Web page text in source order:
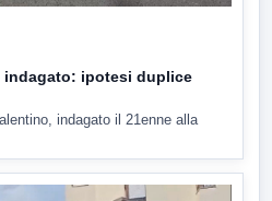
indagato: ipotesi duplice
indagato il 21enne alla